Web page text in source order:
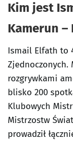
Kim jest
Kamerun –
Ismail Elfath to
Zjednoczonych.
rozgrywkami
blisko 200
Klubowych
Mistrzostw
prowadził